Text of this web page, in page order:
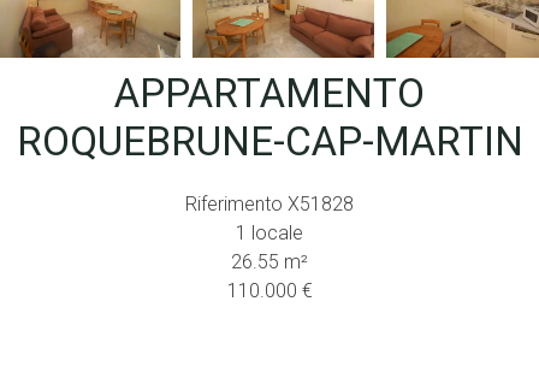
APPARTAMENTO
ROQUEBRUNE-CAP-MARTIN
Riferimento X51828
1 locale
26.55 m²
110.000 €